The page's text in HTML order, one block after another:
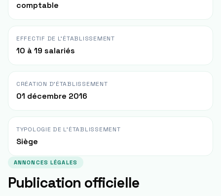
comptable
EFFECTIF DE L'ÉTABLISSEMENT
10 à 19 salariés
CRÉATION D'ÉTABLISSEMENT
01 décembre 2016
TYPOLOGIE DE L'ÉTABLISSEMENT
Siège
ANNONCES LÉGALES
Publication officielle